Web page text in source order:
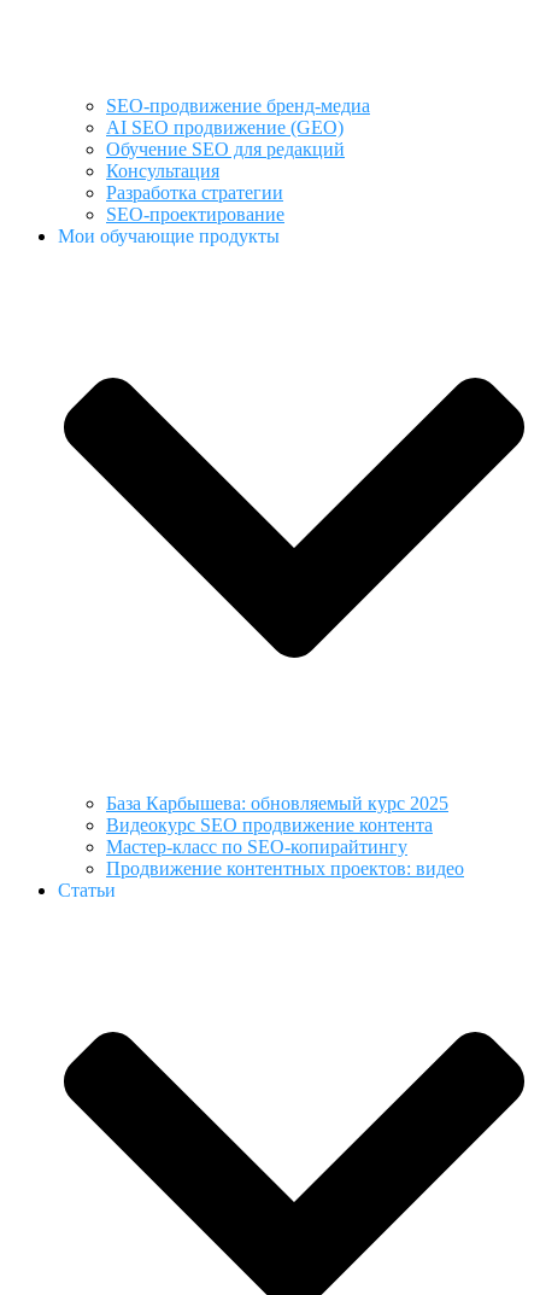
SEO-продвижение бренд-медиа
AI SEO продвижение (GEO)
Обучение SEO для редакций
Консультация
Разработка стратегии
SEO-проектирование
Мои обучающие продукты
База Карбышева: обновляемый курс 2025
Видеокурс SEO продвижение контента
Мастер-класс по SEO-копирайтингу
Продвижение контентных проектов: видео
Статьи